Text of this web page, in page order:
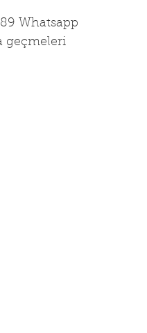
Whatsapp
geçmeleri